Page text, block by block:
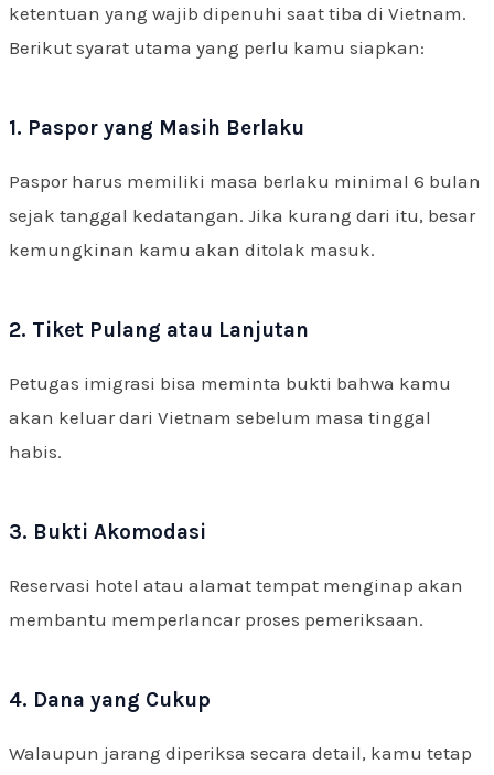
ketentuan yang wajib dipenuhi saat tiba di Vietnam.
Berikut syarat utama yang perlu kamu siapkan:
1. Paspor yang Masih Berlaku
Paspor harus memiliki masa berlaku minimal 6 bulan
sejak tanggal kedatangan. Jika kurang dari itu, besar
kemungkinan kamu akan ditolak masuk.
2. Tiket Pulang atau Lanjutan
Petugas imigrasi bisa meminta bukti bahwa kamu
akan keluar dari Vietnam sebelum masa tinggal
habis.
3. Bukti Akomodasi
Reservasi hotel atau alamat tempat menginap akan
membantu memperlancar proses pemeriksaan.
4. Dana yang Cukup
Walaupun jarang diperiksa secara detail, kamu tetap